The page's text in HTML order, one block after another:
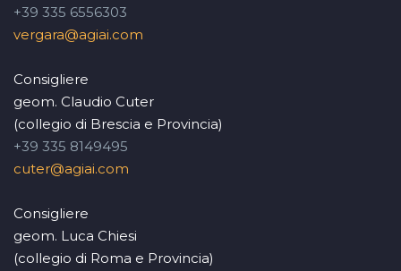
+39 335 6556303
vergara@agiai.com
Consigliere
geom. Claudio Cuter
(collegio di Brescia e Provincia)
+39 335 8149495
cuter@agiai.com
Consigliere
geom. Luca Chiesi
(collegio di Roma e Provincia)